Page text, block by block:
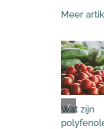
Meer
Wat zijn